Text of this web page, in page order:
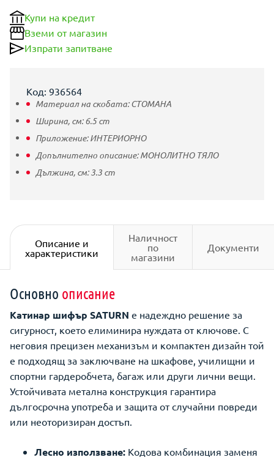
Купи на кредит
Вземи от магазин
Изпрати запитване
Код: 936564
Материал на скобата:СТОМАНА
Ширина, см:6.5cm
Приложение:ИНТЕРИОРНО
Допълнително описание:МОНОЛИТНО ТЯЛО
Дължина, см:3.3 cm
Описание и
характеристики
Наличност
по
магазини
Документи
Основно описание
Катинар шифър SATURN е надеждно решение за
сигурност, което елиминира нуждата от ключове. С
неговия прецизен механизъм и компактен дизайн той
е подходящ за заключване на шкафове, училищни и
спортни гардеробчета, багаж или други лични вещи.
Устойчивата метална конструкция гарантира
дългосрочна употреба и защита от случайни повреди
или неоторизиран достъп.
Лесно използване: Кодова комбинация заменя